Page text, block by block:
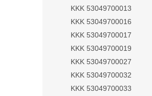
KKK 53049700013
KKK 53049700016
KKK 53049700017
KKK 53049700019
KKK 53049700027
KKK 53049700032
KKK 53049700033